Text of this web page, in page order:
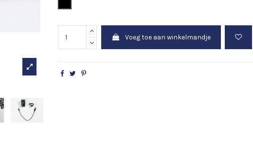
Voeg toe aan winkelmandje